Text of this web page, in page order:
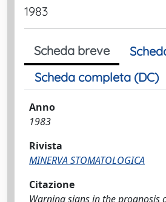
1983
Scheda breve
Scheda completa (DC)
Anno
1983
Rivista
MINERVA STOMATOLOGICA
Citazione
Warning signs in the prognosis